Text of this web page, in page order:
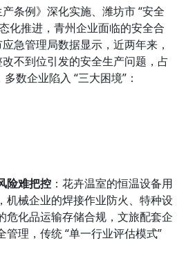
站首页
污许可
环保验收
条例》深化实施、潍坊市 “安全
化推进，青州企业面临的安全合
急管理局数据显示，近两年来，
不到位引发的安全生产问题，占
数企业陷入 “三大困境”：
险难把控 ：花卉温室的恒温设备用
机械企业的焊接作业防火、特种设
危化品运输存储合规，文旅配套企
管理，传统 “单一行业评估模式”